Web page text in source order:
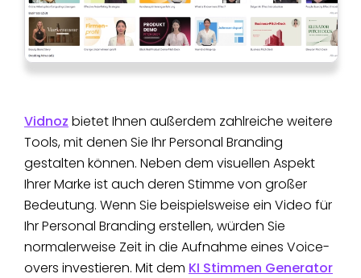
Vidnoz bietet Ihnen außerdem zahlreiche weitere
Tools, mit denen Sie Ihr Personal Branding
gestalten können. Neben dem visuellen Aspekt
Ihrer Marke ist auch deren Stimme von großer
Bedeutung. Wenn Sie beispielsweise ein Video für
Ihr Personal Branding erstellen, würden Sie
normalerweise Zeit in die Aufnahme eines Voice-
overs investieren. Mit dem KI Stimmen Generator